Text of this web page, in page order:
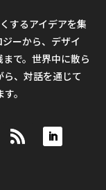
するアイデアを集
ーから、デザイ
で。世界中に散ら
ら、対話を通じて
。